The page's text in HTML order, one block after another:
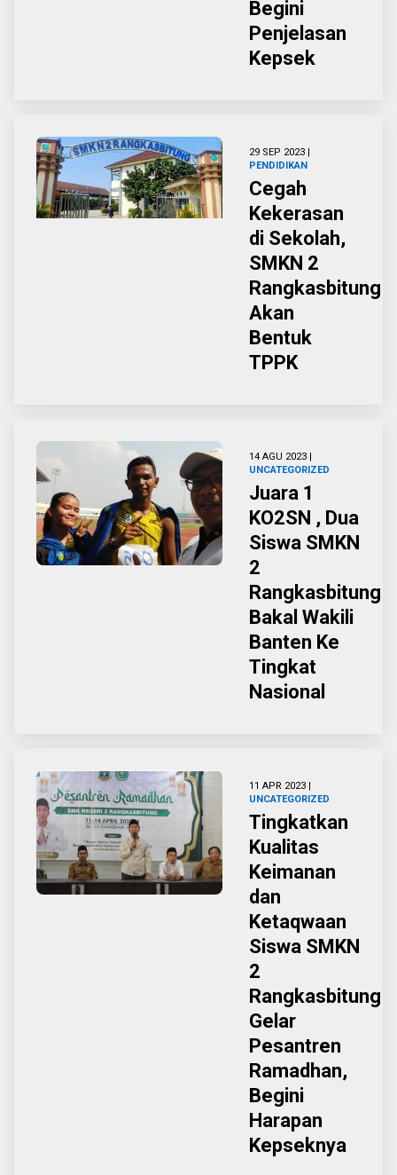
Begini
Penjelasan
Kepsek
29 SEP 2023 |
PENDIDIKAN
Cegah
Kekerasan
di Sekolah,
SMKN 2
Rangkasbitung
Akan
Bentuk
TPPK
14 AGU 2023 |
UNCATEGORIZED
Juara 1
KO2SN , Dua
Siswa SMKN
2
Rangkasbitung
Bakal Wakili
Banten Ke
Tingkat
Nasional
11 APR 2023 |
UNCATEGORIZED
Tingkatkan
Kualitas
Keimanan
dan
Ketaqwaan
Siswa SMKN
2
Rangkasbitung
Gelar
Pesantren
Ramadhan,
Begini
Harapan
Kepseknya